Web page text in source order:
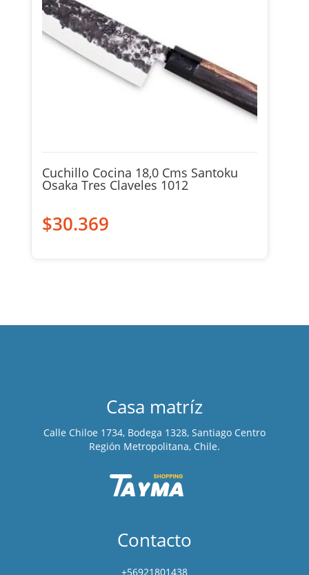
Cuchillo Cocina 18,0 Cms Santoku
Osaka Tres Claveles 1012
$30.369
Casa matríz
Calle Chiloe 1734, Bodega 1328, Santiago Centro
Región Metropolitana, Chile.
Contacto
+56921801438